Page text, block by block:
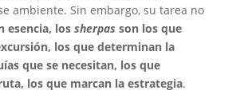
ambiente. Sin embargo, su tarea no
esencia, los sherpas son los que
los que determinan la
que se necesitan, los que
los que marcan la estrategia.